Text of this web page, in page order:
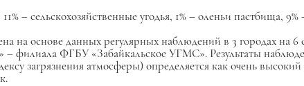
– сельскохозяйственные угодья, 1% – оленьи пастбища, 9%
на основе данных регулярных наблюдений в 3 городах на 6
филиала ФГБУ «Забайкальское УГМС». Результаты
загрязнения атмосферы) определяется как очень высокий